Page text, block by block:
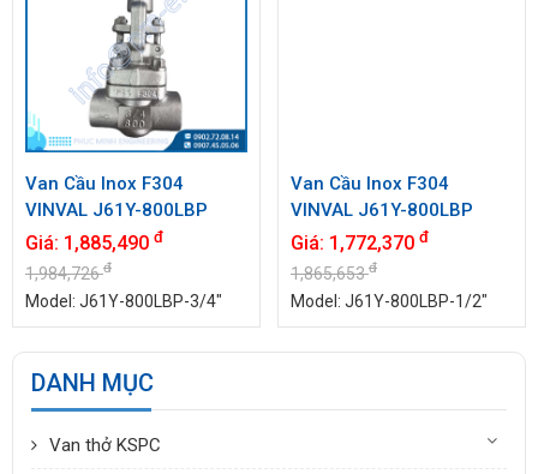
Van Cầu Inox F304
VINVAL J61Y-800LBP
DN20 (3/4") Class 800
Socket Weld | Hàng Có
Sẵn
Giá: 1,885,490 đ
1,984,726đ
Model: J61Y-800LBP-3/4"
Van Cầu Inox F304
VINVAL J61Y-800LBP
DN15 (1/2") Class 800
Socket Weld | Hàng Có
Sẵn
Giá: 1,772,370 đ
1,865,653đ
Model: J61Y-800LBP-1/2"
DANH MỤC
Van thở KSPC